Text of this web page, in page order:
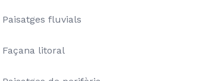
Paisatges fluvials
Façana litoral